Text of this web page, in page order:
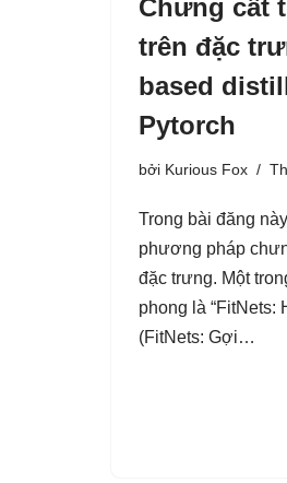
Chưng cất
trên đặc
based
Pytorch
bởi Kurious Fox
Trong bài đăng
phương pháp
đặc trưng. Một
phong là “FitNets:
(FitNets: Gợi…